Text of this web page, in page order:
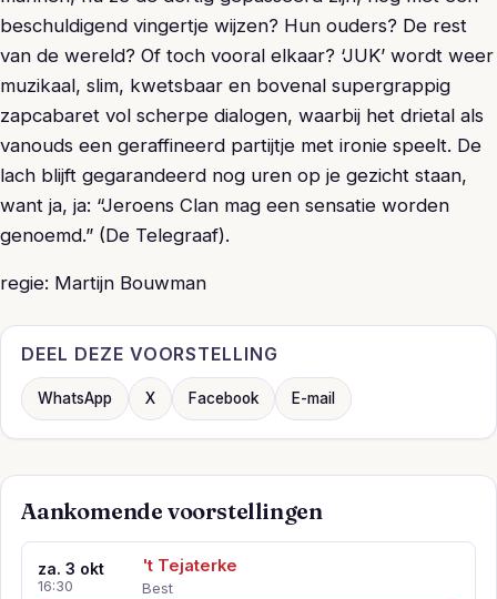
beschuldigend vingertje wijzen? Hun ouders? De rest
van de wereld? Of toch vooral elkaar? ‘JUK’ wordt weer
muzikaal, slim, kwetsbaar en bovenal supergrappig
zapcabaret vol scherpe dialogen, waarbij het drietal als
vanouds een geraffineerd partijtje met ironie speelt. De
lach blijft gegarandeerd nog uren op je gezicht staan,
want ja, ja: “Jeroens Clan mag een sensatie worden
genoemd.” (De Telegraaf).
regie: Martijn Bouwman
DEEL DEZE VOORSTELLING
WhatsApp X Facebook E-mail
Aankomende voorstellingen
za. 3 okt
16:30
't Tejaterke
Best